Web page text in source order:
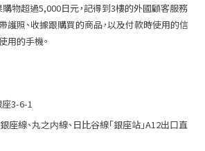
物超過5,000日元，記得到3樓的外國顧客服務
護照、收據跟購買的商品，以及付款時使用的信
用的手機。
座3-6-1
座線、丸之内線、日比谷線「銀座站」A12出口直